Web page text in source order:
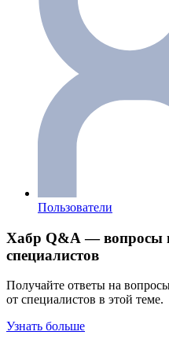
Пользователи
Хабр Q&A — вопросы
специалистов
Получайте ответы на
от специалистов в этой теме.
Узнать больше